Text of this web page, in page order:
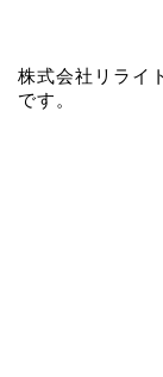
株式会社リライ
です。